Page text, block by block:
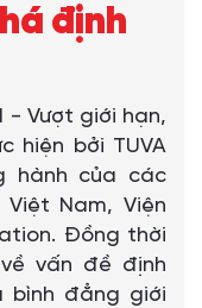
định
- Vượt giới hạn,
hiện bởi TUVA
hành của các
Nam, Viện
Đồng thời
vấn đề định
bình đẳng giới